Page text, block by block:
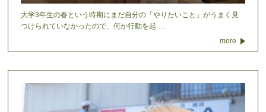
大学3年生の春という時期にまだ自分の「やりたいこと」がうまく見
つけられていなかったので、何か行動を起 …
more